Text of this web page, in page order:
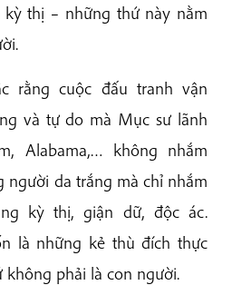
thị – những thứ này nằm
rằng cuộc đấu tranh vận
và tự do mà Mục sư lãnh
Alabama,… không nhắm
người da trắng mà chỉ nhắm
kỳ thị, giận dữ, độc ác.
là những kẻ thù đích thực
không phải là con người.